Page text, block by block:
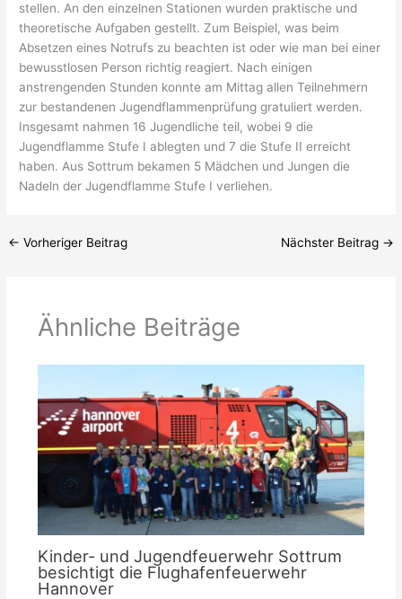
stellen. An den einzelnen Stationen wurden praktische und
theoretische Aufgaben gestellt. Zum Beispiel, was beim
Absetzen eines Notrufs zu beachten ist oder wie man bei einer
bewusstlosen Person richtig reagiert. Nach einigen
anstrengenden Stunden konnte am Mittag allen Teilnehmern
zur bestandenen Jugendflammenprüfung gratuliert werden.
Insgesamt nahmen 16 Jugendliche teil, wobei 9 die
Jugendflamme Stufe I ablegten und 7 die Stufe II erreicht
haben. Aus Sottrum bekamen 5 Mädchen und Jungen die
Nadeln der Jugendflamme Stufe I verliehen.
← Vorheriger Beitrag Nächster Beitrag →
Ähnliche Beiträge
Kinder- und Jugendfeuerwehr Sottrum
besichtigt die Flughafenfeuerwehr
Hannover